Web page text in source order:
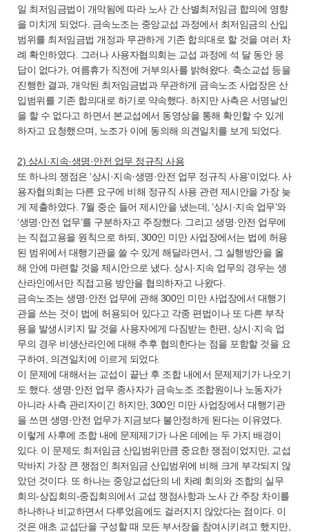
일 최저임금법이 개악됨에 따라 노사 간 산별최저임금 합의에 영향
을 미치게 되었다. 금속노조는 중앙교섭 과정에서 최저임금의 산입
범위를 최저임금법 개정과 무관하게 기존 합의대로 할 것을 여러 차
례 확인하였다. 그러나 사용자협의회는 교섭 과정에 석 달 동안 응
답이 없다가, 여름휴가 직전에 거부의사를 밝혀왔다. 축소교섭 등을
진행한 결과, 개악된 최저임금법과 무관하게 금속노조 사업장은 산
입범위를 기존 합의대로 하기로 약속했다. 하지만 사측은 서명날인
을 할 수 없다고 하면서 본교섭에서 동영상을 통해 확인할 수 있게
하자고 요청했으며, 노조가 이에 동의해 의견일치를 보게 되었다.
2) 상시·지속·생명·안전 업무 정규직 사용
또 하나의 쟁점은 ‘상시·지속·생명·안전 업무 정규직 사용’이었다. 사
용자협의회는 다른 요구에 비해 정규직 사용 관련 제시안을 가장 늦
게 제출하였다. 7월 중순 들어 제시안을 냈는데, ‘상시·지속 업무’와
‘생명·안전 업무’를 구분하자고 주장했다. 그리고 생명·안전 업무에
는 직접고용을 원칙으로 하되, 300인 미만 사업장에서는 법에 허용
된 범위에서 대행기관을 쓸 수 있게 해달라면서, 그 실행방안을 올
해 안에 마련할 것을 제시안으로 냈다. 상시·지속 업무의 경우는 생
산라인에서만 직접고용 방안을 협의하자고 나왔다.
금속노조는 생명·안전 업무에 관해 300인 미만 사업장에서 대행기
관을 쓰는 것이 법에 허용되어 있다고 각종 편법이나 또 다른 부작
용을 발생시키지 말 것을 사용자에게 다짐받는 한편, 상시·지속 업
무의 경우 비생산라인에 대해 추후 협의한다는 점을 포함할 것을 요
구하여, 의견일치에 이르게 되었다.
이 문제에 대해서는 교섭이 끝난 후 조합 내에서 문제제기가 나오기
도 했다. 생명·안전 업무 종사자가 금속노조 조합원이나 노동자가
아니라 사측 관리자이긴 하지만, 300인 미만 사업장에서 대행기관
을 쓰면 생명·안전 업무가 지금보다 불안정하게 된다는 이유였다.
이렇게 사후에 조합 내에 문제제기가 나온 데에는 두 가지 배경이
있다. 이 문제도 최저임금 산입범위만큼 중요한 쟁점이었지만, 교섭
막바지 가장 큰 쟁점인 최저임금 산입범위에 비해 크게 부각되지 않
았던 것이다. 또 하나는 중앙교섭단의 네 차례 회의와 조합의 실무
회의-상집회의-중집회의에서 교섭 쟁점사항과 노사 간 주장 차이를
하나하나 비교하면서 다루었음에도 걸러지지 않았다는 점이다. 이
것은 애초 교섭단을 구성할 때 모든 부서장을 참여시키려고 했지만,